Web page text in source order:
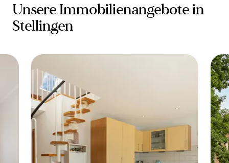
Unsere Immobilienangebote in
Stellingen